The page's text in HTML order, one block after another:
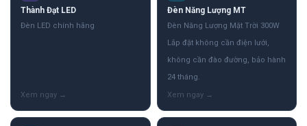
Thành Đạt LED
Đèn LED chính hãng
Đèn Năng Lượng MT
Đèn Năng Lượng Mặt Trời 300W
Lắp đặt không cần điện lưới,
không cần đào đường, bảo hành
24 tháng.